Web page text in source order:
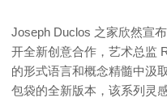
Joseph Duclos 之家欣然宣
开全新创意合作，艺术总监
的形式语言和概念精髓中汲
包袋的全新版本，该系列灵